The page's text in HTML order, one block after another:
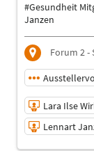
#Gesundheit
Janzen
Forum 2 -
Lara Ilse
Lennart